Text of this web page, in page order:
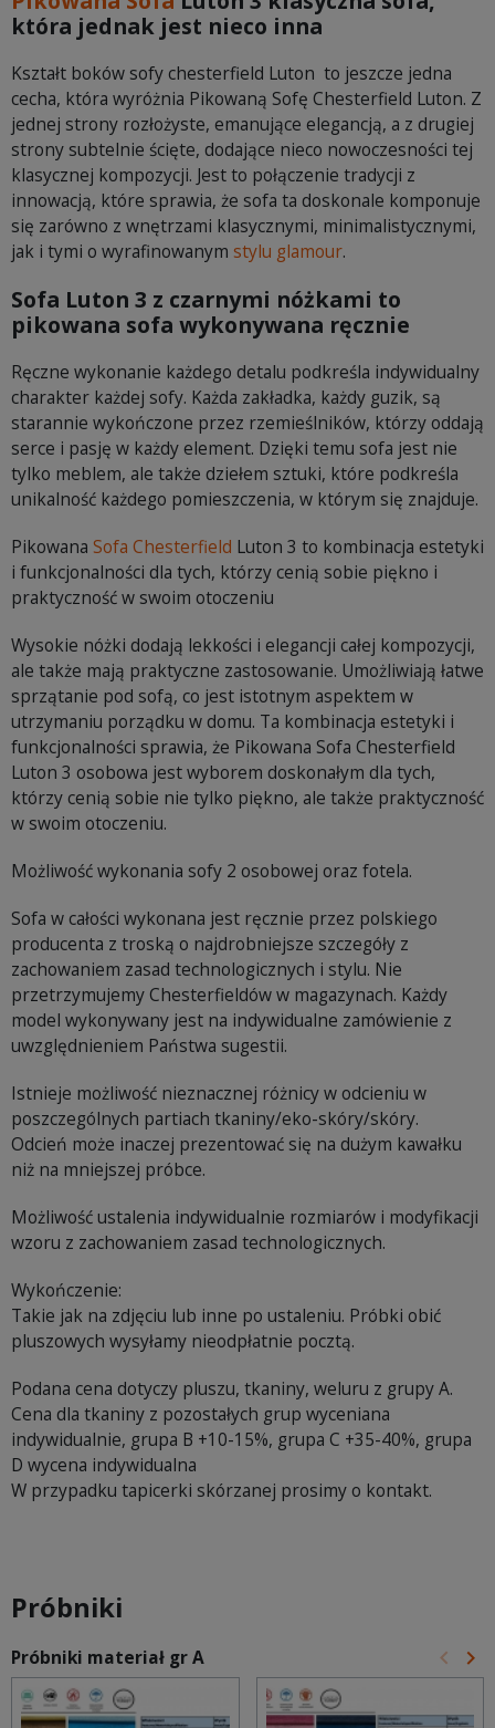
która jednak jest nieco inna
Kształt boków sofy chesterfield Luton to jeszcze jedna
cecha, która wyróżnia Pikowaną Sofę Chesterfield Luton. Z
jednej strony rozłożyste, emanujące elegancją, a z drugiej
strony subtelnie ścięte, dodające nieco nowoczesności tej
klasycznej kompozycji. Jest to połączenie tradycji z
innowacją, które sprawia, że sofa ta doskonale komponuje
się zarówno z wnętrzami klasycznymi, minimalistycznymi,
jak i tymi o wyrafinowanym stylu glamour.
Sofa Luton 3 z czarnymi nóżkami to
pikowana sofa wykonywana ręcznie
Ręczne wykonanie każdego detalu podkreśla indywidualny
charakter każdej sofy. Każda zakładka, każdy guzik, są
starannie wykończone przez rzemieślników, którzy oddają
serce i pasję w każdy element. Dzięki temu sofa jest nie
tylko meblem, ale także dziełem sztuki, które podkreśla
unikalność każdego pomieszczenia, w którym się znajduje.
Pikowana Sofa Chesterfield Luton 3 to kombinacja estetyki
i funkcjonalności dla tych, którzy cenią sobie piękno i
praktyczność w swoim otoczeniu
Wysokie nóżki dodają lekkości i elegancji całej kompozycji,
ale także mają praktyczne zastosowanie. Umożliwiają łatwe
sprzątanie pod sofą, co jest istotnym aspektem w
utrzymaniu porządku w domu. Ta kombinacja estetyki i
funkcjonalności sprawia, że Pikowana Sofa Chesterfield
Luton 3 osobowa jest wyborem doskonałym dla tych,
którzy cenią sobie nie tylko piękno, ale także praktyczność
w swoim otoczeniu.
Możliwość wykonania sofy 2 osobowej oraz fotela.
Sofa w całości wykonana jest ręcznie przez polskiego
producenta z troską o najdrobniejsze szczegóły z
zachowaniem zasad technologicznych i stylu. Nie
przetrzymujemy Chesterfieldów w magazynach. Każdy
model wykonywany jest na indywidualne zamówienie z
uwzględnieniem Państwa sugestii.
Istnieje możliwość nieznacznej różnicy w odcieniu w
poszczególnych partiach tkaniny/eko-skóry/skóry.
Odcień może inaczej prezentować się na dużym kawałku
niż na mniejszej próbce.
Możliwość ustalenia indywidualnie rozmiarów i modyfikacji
wzoru z zachowaniem zasad technologicznych.
Wykończenie:
Takie jak na zdjęciu lub inne po ustaleniu. Próbki obić
pluszowych wysyłamy nieodpłatnie pocztą.
Podana cena dotyczy pluszu, tkaniny, weluru z grupy A.
Cena dla tkaniny z pozostałych grup wyceniana
indywidualnie, grupa B +10-15%, grupa C +35-40%, grupa
D wycena indywidualna
W przypadku tapicerki skórzanej prosimy o kontakt.
Próbniki
Próbniki materiał gr A keyboard_arrow_left keyboard_arrow_right